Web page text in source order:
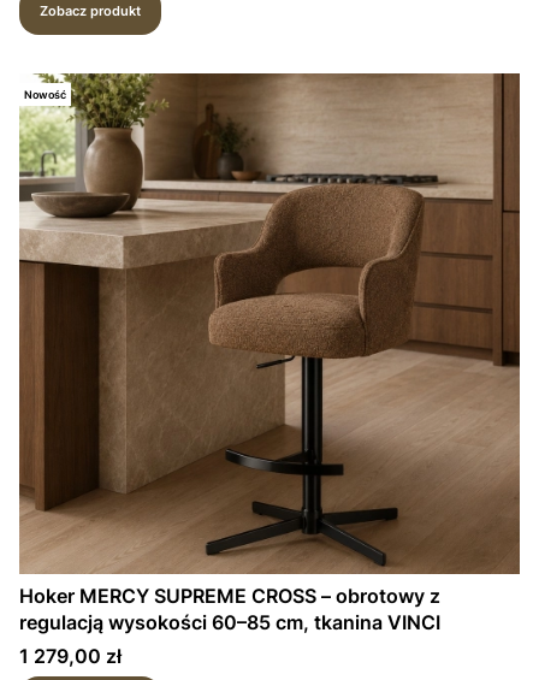
Zobacz produkt
Nowość
Hoker MERCY SUPREME CROSS – obrotowy z
regulacją wysokości 60–85 cm, tkanina VINCI
Cena
1 279,00 zł